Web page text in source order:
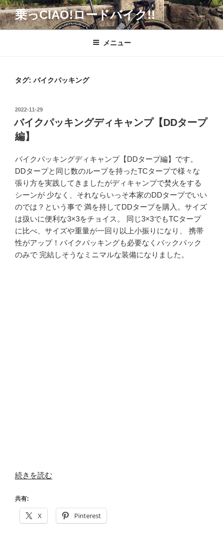
コ
ン
テ
乗っCIAO!ロードバイク!!
メニュー
タグ: バイクパッキング
投
日:
2022-11-29
バイクパッキングディキャンプ【DDタープ
編】
バイクパッキングディキャンプ【DDタープ編】です。
DDタープと同じ数のループを持ったTCタープで様々な
張り方を実践してきましたがディキャンプで焚火をする
シーンが 少なく、それならいっそ本家のDDタープでいい
のでは？という事で 満を持してDDタープを購入。サイズ
は扱いに便利な3×3をチョイス。 同じ3×3でもTCタープ
に比べ、サイズや重量が一回り以上小振りになり、 携帯
性がアップ！バイクパッキングも必要なくバックパック
のみで 完結しそうなミニマルな装備になりました。
“バ
ク
パ
ッ
続きを読む
共有:
X Pinterest